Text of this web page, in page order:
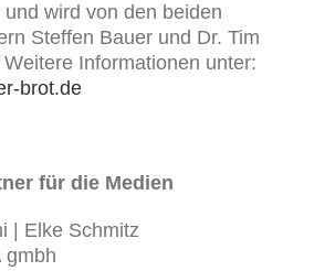
wird von den beiden
Steffen Bauer und Dr. Tim
Informationen unter:
brot.de
für die Medien
| Elke Schmitz
gmbh